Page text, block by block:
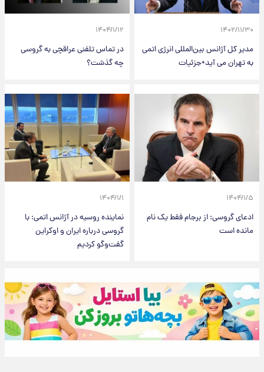
۱۴۰۲/۱۱/۳۰
مدیر کل آژانس بین‌المللی انرژی اتمی
به تهران می آید+جزئیات
۱۴۰۴/۱/۱۲
در تماس تلفنی عراقچی به گروسی
چه گذشت؟
۱۴۰۴/۱/۵
ادعای گروسی: از برجام فقط یک نام
مانده است
۱۴۰۴/۱/۱
نماینده روسیه در آژانس اتمی: با
گروسی درباره ایران و اوکراین
گفت‌وگو کردیم